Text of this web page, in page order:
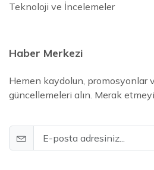
Teknoloji ve İncelemeler
Haber Merkezi
Hemen kaydolun, promosyonlar
güncellemeleri alın. Merak